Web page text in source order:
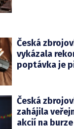
Česká
vykázala
poptávka je
Česká
zahájila
akcií na burze